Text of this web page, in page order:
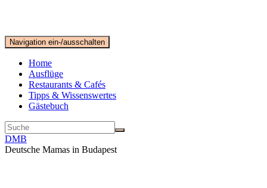
Navigation ein-/ausschalten
Home
Ausflüge
Restaurants & Cafés
Tipps & Wissenswertes
Gästebuch
DMB
Deutsche Mamas in Budapest